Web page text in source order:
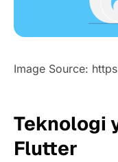
Image Source:
Teknologi
Flutter